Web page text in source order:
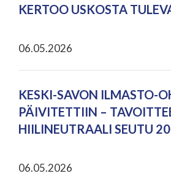
KERTOO USKOSTA
06.05.2026
KESKI-SAVON ILMASTO-
PÄIVITETTIIN –
HIILINEUTRAALI SEUTU
06.05.2026